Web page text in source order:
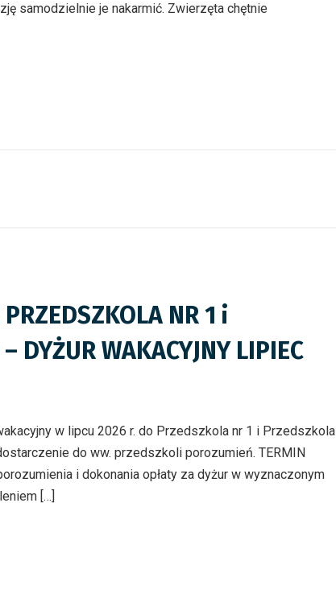
samodzielnie je nakarmić. Zwierzęta chętnie
NR 1 i
DYŻUR WAKACYJNY LIPIEC
w lipcu 2026 r. do Przedszkola nr 1 i Przedszkola
do ww. przedszkoli porozumień. TERMIN
i dokonania opłaty za dyżur w wyznaczonym
[…]